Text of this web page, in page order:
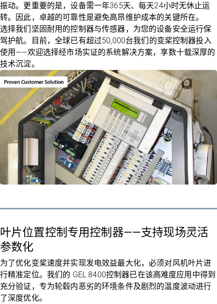
振动。更重要的是，设备需一年365天、每天24小时无休止运
转。因此，卓越的可靠性是避免高昂维护成本的关键所在。
选择我们坚固耐用的控制器与传感器，为您的设备安全运行保
驾护航。目前，全球已有超过50,000台我们的变桨控制器投入
使用——欢迎选择经市场实证的系统解决方案，享数十载深厚的
技术沉淀。
叶片位置控制专用控制器——支持现场灵活
参数化
为了优化变桨速度并实现发电效益最大化，必须对风机叶片进
行精准定位。我们的 GEL 8400控制器已在该高难度应用中得到
充分验证，专为轮毂内恶劣的环境条件及剧烈的温度波动进行
了深度优化。